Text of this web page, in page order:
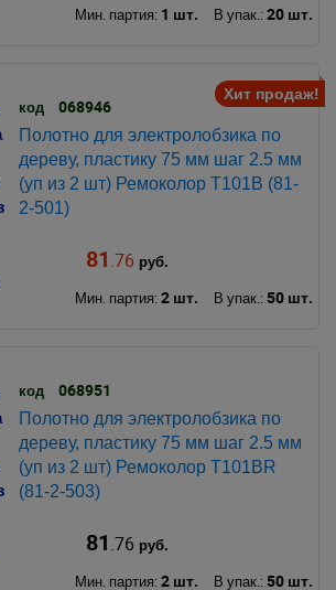
Мин. партия: 1 шт. В упак.: 20 шт.
Хит продаж!
код 068946
Полотно для электролобзика по
дереву, пластику 75 мм шаг 2.5 мм
(уп из 2 шт) Ремоколор T101B (81-
2-501)
81.76 руб.
Мин. партия: 2 шт. В упак.: 50 шт.
код 068951
Полотно для электролобзика по
дереву, пластику 75 мм шаг 2.5 мм
(уп из 2 шт) Ремоколор T101BR
(81-2-503)
81.76 руб.
Мин. партия: 2 шт. В упак.: 50 шт.